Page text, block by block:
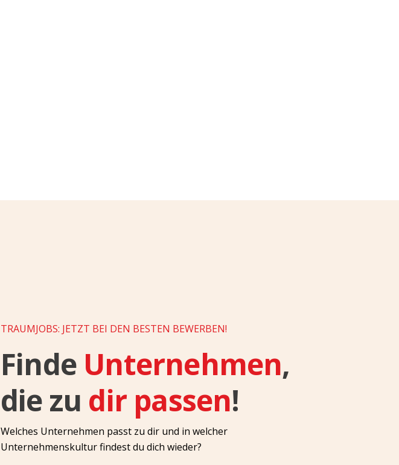
TRAUMJOBS: JETZT BEI DEN BESTEN BEWERBEN!
Finde Unternehmen,
die zu dir passen!
Welches Unternehmen passt zu dir und in welcher
Unternehmenskultur findest du dich wieder?